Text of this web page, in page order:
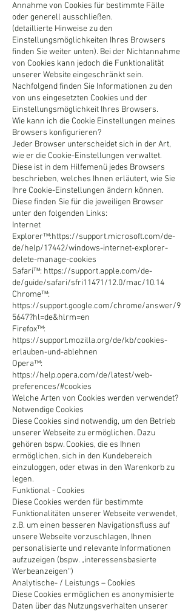
Annahme von Cookies für bestimmte Fälle
oder generell ausschließen.
(detaillierte Hinweise zu den
Einstellungsmöglichkeiten Ihres Browsers
finden Sie weiter unten). Bei der Nichtannahme
von Cookies kann jedoch die Funktionalität
unserer Website eingeschränkt sein.
Nachfolgend finden Sie Informationen zu den
von uns eingesetzten Cookies und der
Einstellungsmöglichkeit Ihres Browsers.
Wie kann ich die Cookie Einstellungen meines
Browsers konfigurieren?
Jeder Browser unterscheidet sich in der Art,
wie er die Cookie-Einstellungen verwaltet.
Diese ist in dem Hilfemenü jedes Browsers
beschrieben, welches Ihnen erläutert, wie Sie
Ihre Cookie-Einstellungen ändern können.
Diese finden Sie für die jeweiligen Browser
unter den folgenden Links:
Internet
Explorer™:https://support.microsoft.com/de-
de/help/17442/windows-internet-explorer-
delete-manage-cookies
Safari™: https://support.apple.com/de-
de/guide/safari/sfri11471/12.0/mac/10.14
Chrome™:
https://support.google.com/chrome/answer/9
5647?hl=de&hlrm=en
Firefox™:
https://support.mozilla.org/de/kb/cookies-
erlauben-und-ablehnen
Opera™:
https://help.opera.com/de/latest/web-
preferences/#cookies
Welche Arten von Cookies werden verwendet?
Notwendige Cookies
Diese Cookies sind notwendig, um den Betrieb
unserer Webseite zu ermöglichen. Dazu
gehören bspw. Cookies, die es Ihnen
ermöglichen, sich in den Kundebereich
einzuloggen, oder etwas in den Warenkorb zu
legen.
Funktional - Cookies
Diese Cookies werden für bestimmte
Funktionalitäten unserer Webseite verwendet,
z.B. um einen besseren Navigationsfluss auf
unsere Webseite vorzuschlagen, Ihnen
personalisierte und relevante Informationen
aufzuzeigen (bspw. „interessensbasierte
Werbeanzeigen“)
Analytische- / Leistungs – Cookies
Diese Cookies ermöglichen es anonymisierte
Daten über das Nutzungsverhalten unserer